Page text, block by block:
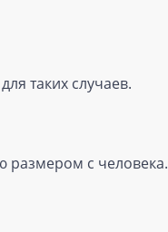
таких случаев.
размером с человека.